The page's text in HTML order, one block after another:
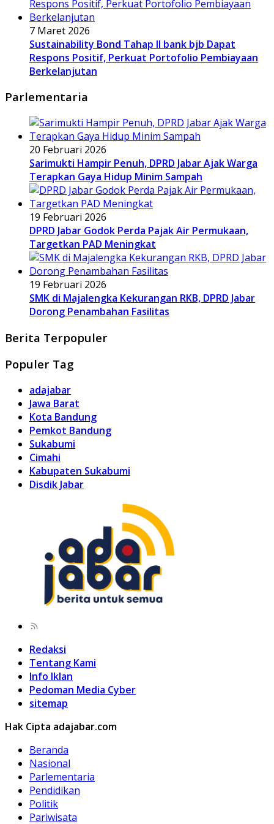
7 Maret 2026
Sustainability Bond Tahap II bank bjb Dapat
Respons Positif, Perkuat Portofolio Pembiayaan
Berkelanjutan
Parlementaria
20 Februari 2026
Sarimukti Hampir Penuh, DPRD Jabar Ajak Warga
Terapkan Gaya Hidup Minim Sampah
19 Februari 2026
DPRD Jabar Godok Perda Pajak Air Permukaan,
Targetkan PAD Meningkat
19 Februari 2026
SMK di Majalengka Kekurangan RKB, DPRD Jabar
Dorong Penambahan Fasilitas
Berita Terpopuler
Populer Tag
adajabar
Jawa Barat
Kota Bandung
Pemkot Bandung
Sukabumi
Cimahi
Kabupaten Sukabumi
Disdik Jabar
Redaksi
Tentang Kami
Info Iklan
Pedoman Media Cyber
sitemap
Hak Cipta adajabar.com
Beranda
Nasional
Parlementaria
Pendidikan
Politik
Pariwisata